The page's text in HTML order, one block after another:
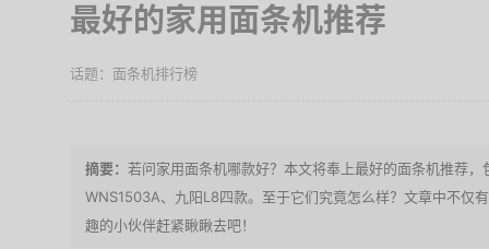
最好的家用面条机推荐
面条机排行榜
若问家用面条机哪款好？本文将奉上最好的面条机推荐
WNS1503A、九阳L8四款。至于它们究竟怎么样？文章中不仅
趣的小伙伴赶紧瞅瞅去吧！